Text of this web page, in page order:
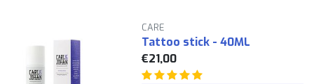
CARE
Tattoo stick - 40ML
€21,00